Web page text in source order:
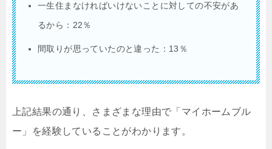
一生住まなければいけないことに対しての不安があ
るから：22％
間取りが思っていたのと違った：13％
上記結果の通り、さまざまな理由で「マイホームブル
ー」を経験していることがわかります。